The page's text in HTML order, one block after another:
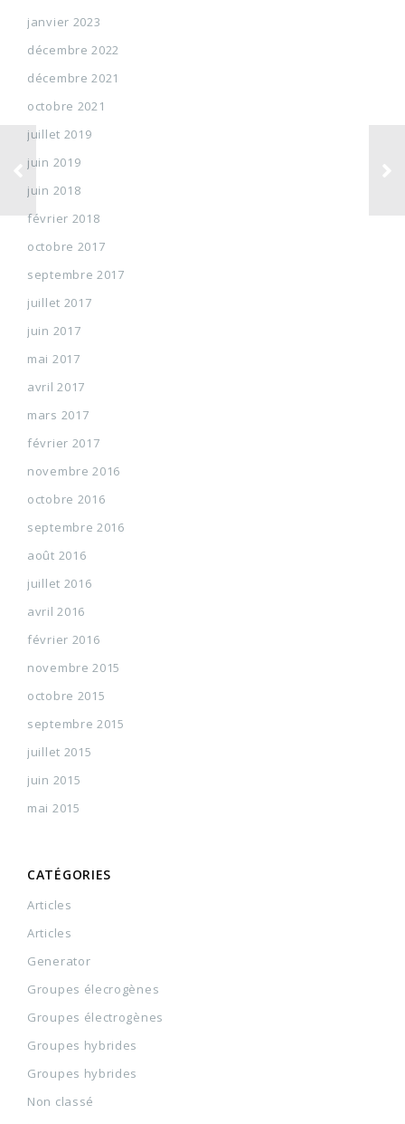
janvier 2023
décembre 2022
décembre 2021
octobre 2021
juillet 2019
juin 2019
juin 2018
février 2018
octobre 2017
septembre 2017
juillet 2017
juin 2017
mai 2017
avril 2017
mars 2017
février 2017
novembre 2016
octobre 2016
septembre 2016
août 2016
juillet 2016
avril 2016
février 2016
novembre 2015
octobre 2015
septembre 2015
juillet 2015
juin 2015
mai 2015
CATÉGORIES
Articles
Articles
Generator
Groupes élecrogènes
Groupes électrogènes
Groupes hybrides
Groupes hybrides
Non classé